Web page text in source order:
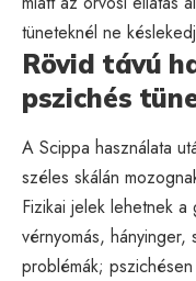
tüneteknél ne
Rövid távú
pszichés
A Scippa használata
széles skálán
Fizikai jelek lehetnek
vérnyomás, hányinger,
problémák;